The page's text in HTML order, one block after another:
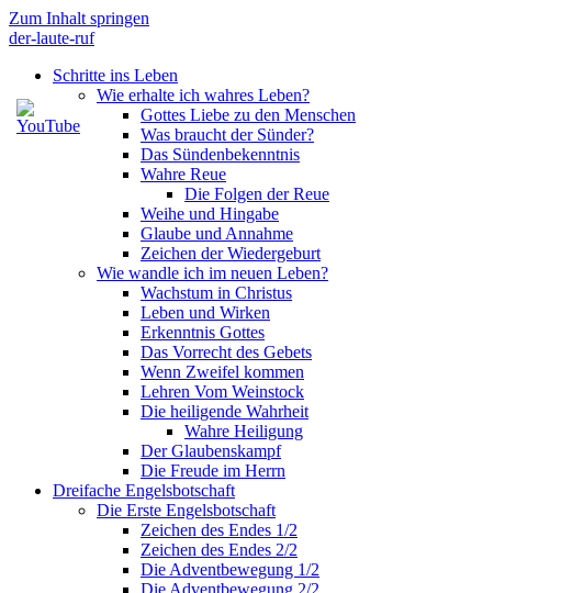
Zum Inhalt springen
der-laute-ruf
Schritte ins Leben
Wie erhalte ich wahres Leben?
Gottes Liebe zu den Menschen
Was braucht der Sünder?
Das Sündenbekenntnis
Wahre Reue
Die Folgen der Reue
Weihe und Hingabe
Glaube und Annahme
Zeichen der Wiedergeburt
Wie wandle ich im neuen Leben?
Wachstum in Christus
Leben und Wirken
Erkenntnis Gottes
Das Vorrecht des Gebets
Wenn Zweifel kommen
Lehren Vom Weinstock
Die heiligende Wahrheit
Wahre Heiligung
Der Glaubenskampf
Die Freude im Herrn
Dreifache Engelsbotschaft
Die Erste Engelsbotschaft
Zeichen des Endes 1/2
Zeichen des Endes 2/2
Die Adventbewegung 1/2
Die Adventbewegung 2/2